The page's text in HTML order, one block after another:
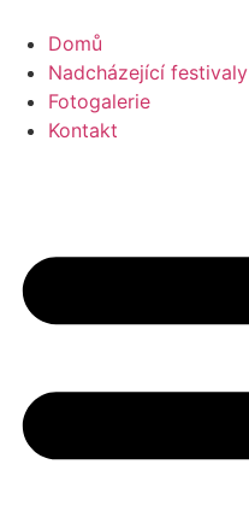
obsahu
Domů
Nadcházející festivaly
Fotogalerie
Kontakt